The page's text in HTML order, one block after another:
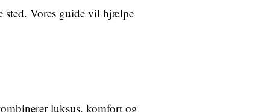
sted. Vores guide vil hjælpe
luksus, komfort og